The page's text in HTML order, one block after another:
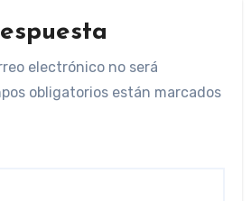
electrónico no será
obligatorios están marcados